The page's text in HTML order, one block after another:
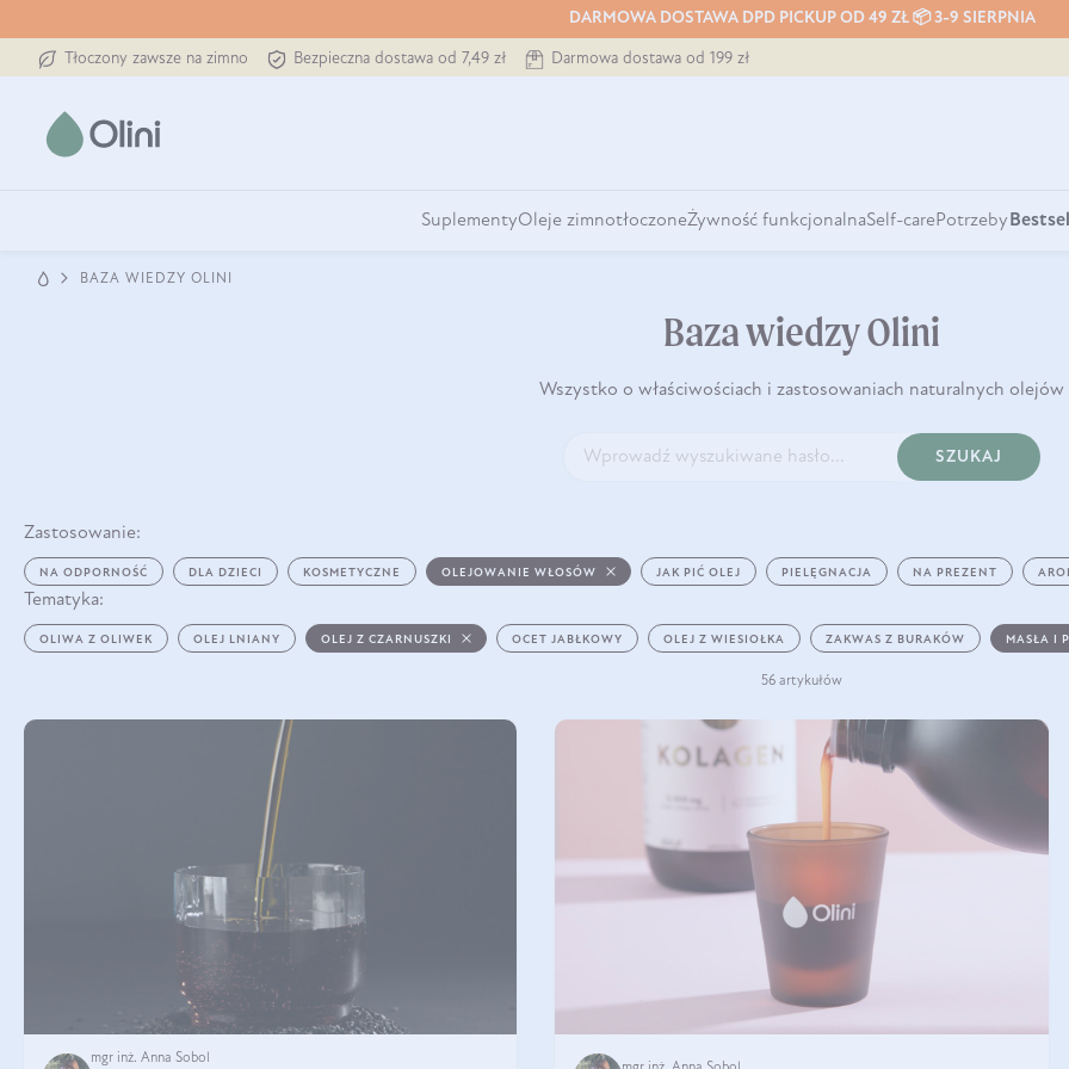
DARMOWA DOSTAWA DPD PICKUP OD 49 ZŁ 📦 3-9 SIERPNIA
Tłoczony zawsze na zimno Bezpieczna dostawa od 7,49 zł Darmowa dostawa od 199 zł
SuplementyOleje zimnotłoczoneŻywność funkcjonalnaSelf-carePotrzeby
BAZA WIEDZY OLINI
Baza wiedzy Olini
Wszystko o właściwościach i zastosowaniach naturalnych olejów
SZUKAJ
Zastosowanie:
NA ODPORNOŚĆ DLA DZIECI KOSMETYCZNE OLEJOWANIE WŁOSÓW JAK PIĆ OLEJ PIELĘGNACJA NA PREZENT
Tematyka:
OLIWA Z OLIWEK OLEJ LNIANY OLEJ Z CZARNUSZKI OCET JABŁKOWY OLEJ Z WIESIOŁKA ZAKWAS Z BURAKÓW MASŁA I
56 artykułów
mgr inż. Anna Sobol